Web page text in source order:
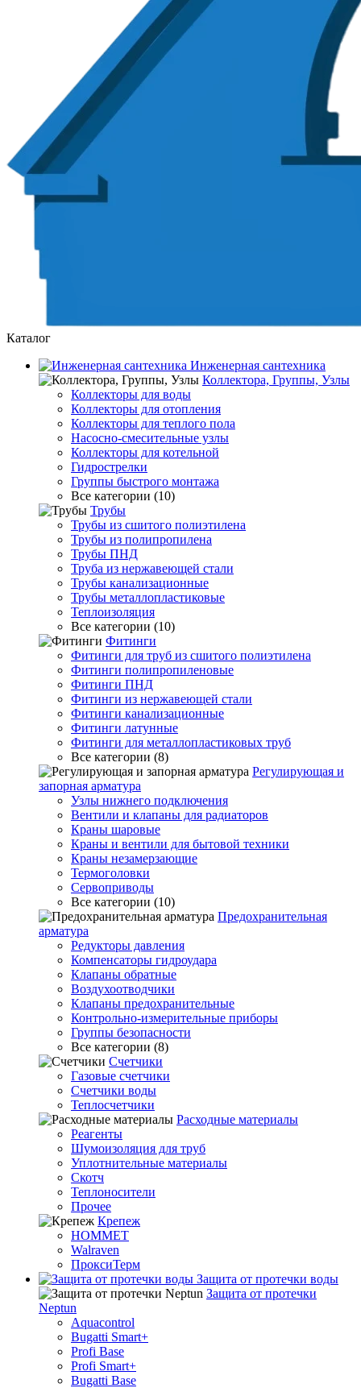
Каталог
Инженерная сантехника
Коллектора, Группы, Узлы
Коллекторы для воды
Коллекторы для отопления
Коллекторы для теплого пола
Насосно-смесительные узлы
Коллекторы для котельной
Гидрострелки
Группы быстрого монтажа
Все категории (10)
Трубы
Трубы из сшитого полиэтилена
Трубы из полипропилена
Трубы ПНД
Труба из нержавеющей стали
Трубы канализационные
Трубы металлопластиковые
Теплоизоляция
Все категории (10)
Фитинги
Фитинги для труб из сшитого полиэтилена
Фитинги полипропиленовые
Фитинги ПНД
Фитинги из нержавеющей стали
Фитинги канализационные
Фитинги латунные
Фитинги для металлопластиковых труб
Все категории (8)
Регулирующая и
запорная арматура
Узлы нижнего подключения
Вентили и клапаны для радиаторов
Краны шаровые
Краны и вентили для бытовой техники
Краны незамерзающие
Термоголовки
Сервоприводы
Все категории (10)
Предохранительная
арматура
Редукторы давления
Компенсаторы гидроудара
Клапаны обратные
Воздухоотводчики
Клапаны предохранительные
Контрольно-измерительные приборы
Группы безопасности
Все категории (8)
Счетчики
Газовые счетчики
Счетчики воды
Теплосчетчики
Расходные материалы
Реагенты
Шумоизоляция для труб
Уплотнительные материалы
Скотч
Теплоносители
Прочее
Крепеж
HOMMET
Walraven
ПроксиТерм
Защита от протечки воды
Защита от протечки
Neptun
Aquacontrol
Bugatti Smart+
Profi Base
Profi Smart+
Bugatti Base